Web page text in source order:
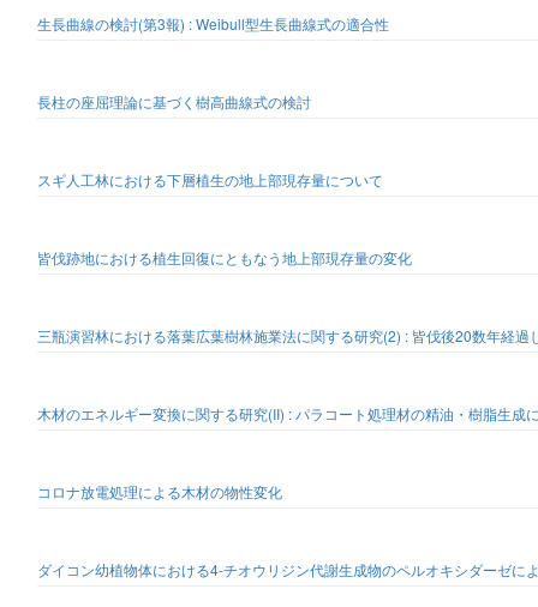
生長曲線の検討(第3報) : Weibull型生長曲線式の適合性
長柱の座屈理論に基づく樹高曲線式の検討
スギ人工林における下層植生の地上部現存量について
皆伐跡地における植生回復にともなう地上部現存量の変化
三瓶演習林における落葉広葉樹林施業法に関する研究(2) : 皆伐後20数年経過
木材のエネルギー変換に関する研究(II) : パラコート処理材の精油・樹脂生成
コロナ放電処理による木材の物性変化
ダイコン幼植物体における4-チオウリジン代謝生成物のペルオキシダーゼに